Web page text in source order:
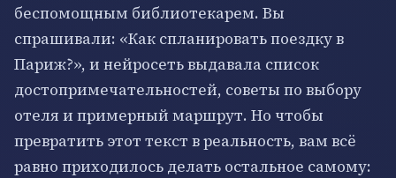
беспомощным библиотекарем. Вы
спрашивали: «Как спланировать поездку в
Париж?», и нейросеть выдавала список
достопримечательностей, советы по выбору
отеля и примерный маршрут. Но чтобы
превратить этот текст в реальность, вам всё
равно приходилось делать остальное самому: